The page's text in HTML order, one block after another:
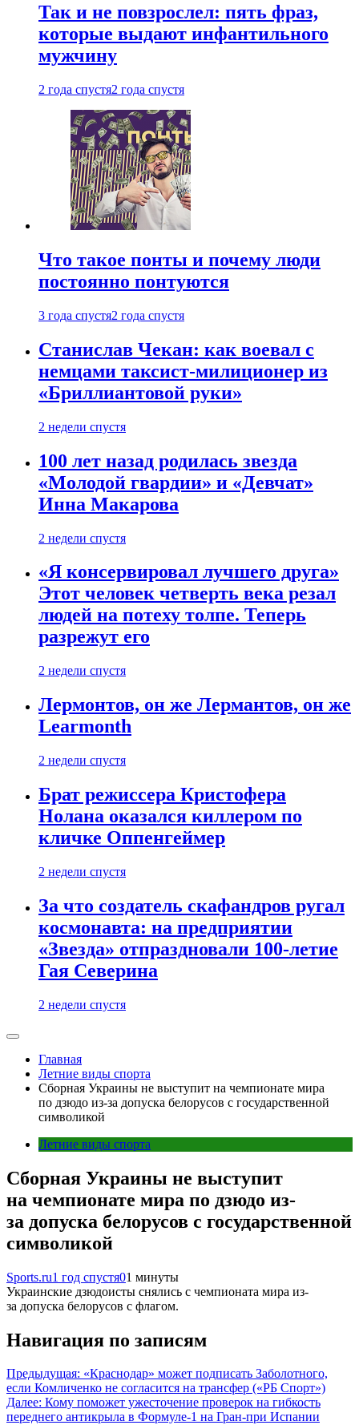
Так и не повзрослел: пять фраз,
которые выдают инфантильного
мужчину
2 года спустя2 года спустя
Что такое понты и почему люди
постоянно понтуются
3 года спустя2 года спустя
Станислав Чекан: как воевал с
немцами таксист-милиционер из
«Бриллиантовой руки»
2 недели спустя
100 лет назад родилась звезда
«Молодой гвардии» и «Девчат»
Инна Макарова
2 недели спустя
«Я консервировал лучшего друга»
Этот человек четверть века резал
людей на потеху толпе. Теперь
разрежут его
2 недели спустя
Лермонтов, он же Лермантов, он же
Learmonth
2 недели спустя
Брат режиссера Кристофера
Нолана оказался киллером по
кличке Оппенгеймер
2 недели спустя
За что создатель скафандров ругал
космонавта: на предприятии
«Звезда» отпраздновали 100-летие
Гая Северина
2 недели спустя
Главная
Летние виды спорта
Сборная Украины не выступит на чемпионате мира
по дзюдо из-за допуска белорусов с государственной
символикой
Летние виды спорта
Сборная Украины не выступит
на чемпионате мира по дзюдо из-
за допуска белорусов с государственной
символикой
Sports.ru1 год спустя01 минуты
Украинские дзюдоисты снялись с чемпионата мира из-
за допуска белорусов с флагом.
Навигация по записям
Предыдущая: «Краснодар» может подписать Заболотного,
если Комличенко не согласится на трансфер («РБ Спорт»)
Далее: Кому поможет ужесточение проверок на гибкость
переднего антикрыла в Формуле-1 на Гран-при Испании